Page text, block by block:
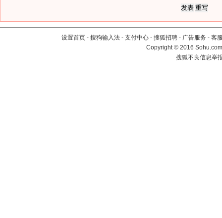
设置首页 - 搜狗输入法 - 支付中心 - 搜狐招聘 - 广告服务 - 客
Copyright©2016
搜狐不良信息举